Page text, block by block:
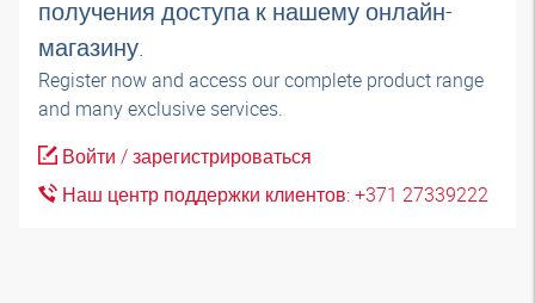
получения доступа к нашему онлайн-
магазину.
Register now and access our complete product range
and many exclusive services.
Войти / зарегистрироваться
Наш центр поддержки клиентов: +371 27339222